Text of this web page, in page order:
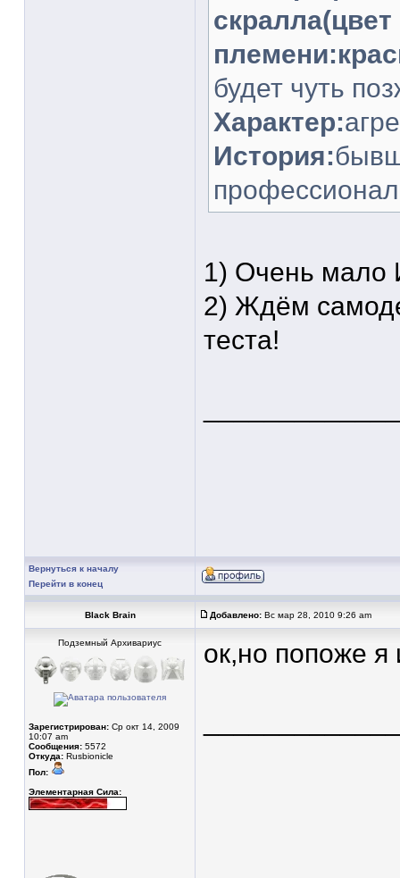
будет чуть
Характер:
История:
1) Очень мало
2) Ждём
теста!
Вернуться к началу
Перейти в конец
Black Brain Добавлено: Вс мар 28, 2010 9:26 am
Подземный Архивариус
Зарегистрирован: Ср окт 14, 2009
10:07 am
Сообщения: 5572
Откуда: Rusbionicle
Пол:
Элементарная Сила:
ок,но попоже я